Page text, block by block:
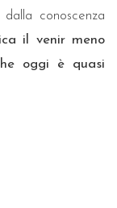
conoscenza
il venir meno
oggi è quasi